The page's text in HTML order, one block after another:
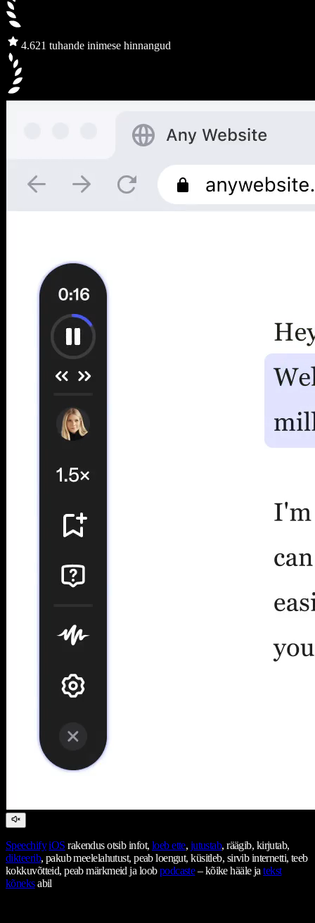
4.621 tuhande inimese hinnangud
Speechify iOS rakendus otsib infot, loeb ette, jutustab, räägib, kirjutab,
dikteerib, pakub meelelahutust, peab loengut, küsitleb, sirvib internetti, teeb
kokkuvõtteid, peab märkmeid ja loobpodcaste– kõike hääle jatekst
kõneksabil